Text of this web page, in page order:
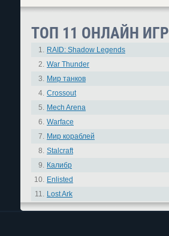
ТОП 11 ОНЛАЙН ИГР
1. RAID: Shadow Legends
2. War Thunder
3. Мир танков
4. Crossout
5. Mech Arena
6. Warface
7. Мир кораблей
8. Stalcraft
9. Калибр
10. Enlisted
11. Lost Ark